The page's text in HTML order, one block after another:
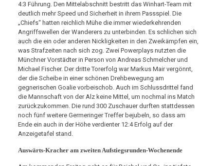
4:3 Führung. Den Mittelabschnitt bestritt das Winhart-Team mit
deutlich mehr Speed und Sicherheit in ihrem Passspiel. Die
„Chiefs“ hatten reichlich Mühe die immer wiederkehrenden
Angriffswellen der Wanderers zu unterbinden. Es schlichen sich
auch die ein oder anderen Nickligkeiten in den Zweikämpfen ein,
was Strafzeiten nach sich zog. Zwei Powerplays nutzten die
Münchner Vorstädter in Person von Andreas Schmelcher und
Michael Fischer. Der dritte Torerfolg war Markus Mair vergönnt,
der die Scheibe in einer schönen Drehbewegung am
gegnerischen Goalie vorbeischob. Auch im Schlussdrittel fand
die Mannschaft von der Alz keine Mittel, um nochmal ins Match
zurückzukommen. Die rund 300 Zuschauer durften stattdessen
noch fünf weitere Germeringer Treffer bejubeln, so dass am
Ende ein auch in der Höhe verdienter 12:4 Erfolg auf der
Anzeigetafel stand.
Auswärts-Kracher am zweiten Aufstiegsrunden-Wochenende